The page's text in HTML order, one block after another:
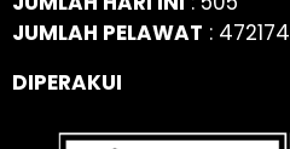
JUMLAH PELAWAT : 472174
DIPERAKUI